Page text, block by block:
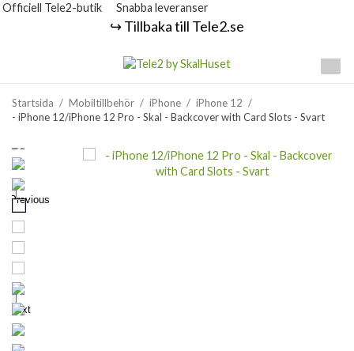
Officiell Tele2-butik Snabba leveranser
↪️ Tillbaka till Tele2.se
Startsida / Mobiltillbehör / iPhone / iPhone 12 /
- iPhone 12/iPhone 12 Pro - Skal - Backcover with Card Slots - Svart
Previous
Next